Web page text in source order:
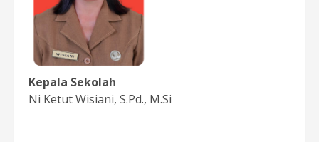
Kepala Sekolah
Ni Ketut Wisiani, S.Pd., M.Si